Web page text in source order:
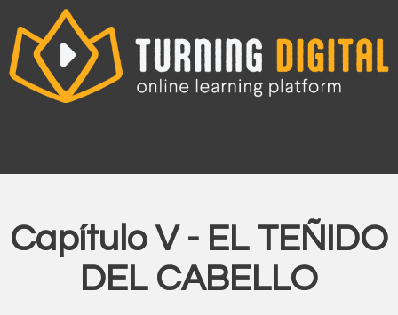
contenido
Capítulo V - EL TEÑIDO
DEL CABELLO